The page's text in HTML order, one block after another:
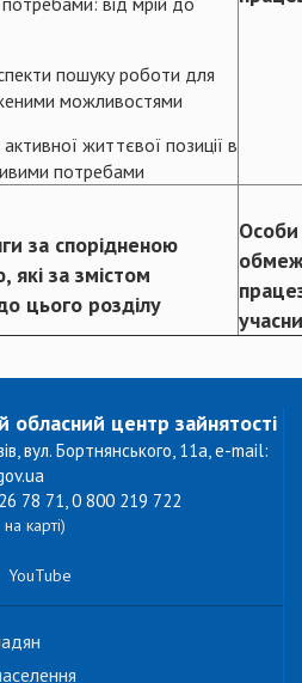
пошуку роботи для
можливостями
життєвої позиції в
потребами
за спорідненою
які за змістом
цього розділу
Особи
обласний центр зайнятості
вул. Бортнянського, 11а, e-mail:
78 71, 0 800 219 722
карті)
YouTube